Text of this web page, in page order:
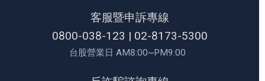
客服暨申訴專線
0800-038-123 | 02-8173-5300
台股營業日 AM8:00~PM9:00